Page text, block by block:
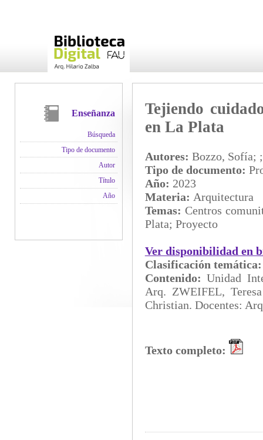
Enseñanza
Búsqueda
Tipo de documento
Autor
Título
Año
Tejiendo
en La Plata
Autores: Bozzo, Sofía; ;
Tipo de documento:
Año: 2023
Materia: Arquitectura
Temas: Centros
Plata; Proyecto
Ver disponibilidad en
Clasificación
Contenido:Unidad
Arq. ZWEIFEL,
Christian. Docentes:
Texto completo: